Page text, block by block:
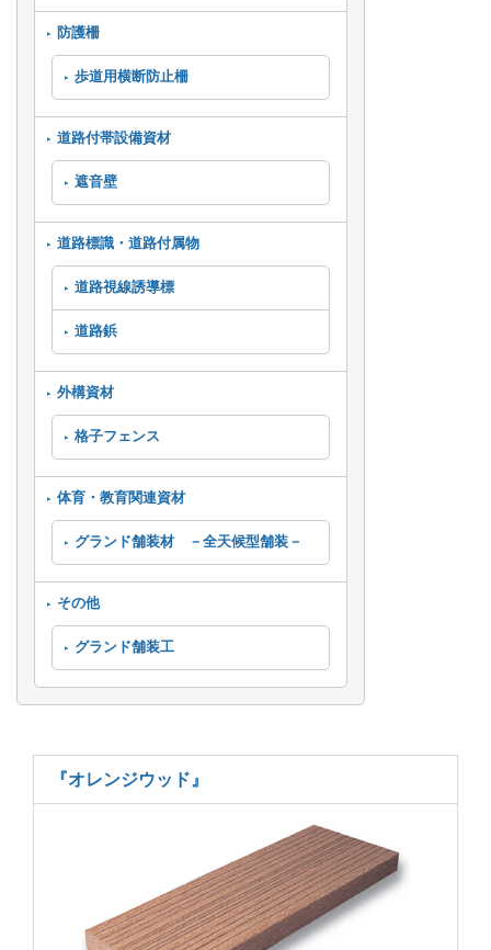
防護柵
歩道用横断防止柵
道路付帯設備資材
遮音壁
道路標識・道路付属物
道路視線誘導標
道路鋲
外構資材
格子フェンス
体育・教育関連資材
グランド舗装材 －全天候型舗装－
その他
グランド舗装工
『オレンジウッド』